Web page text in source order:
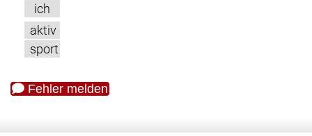
ich
aktiv
sport
Fehler melden